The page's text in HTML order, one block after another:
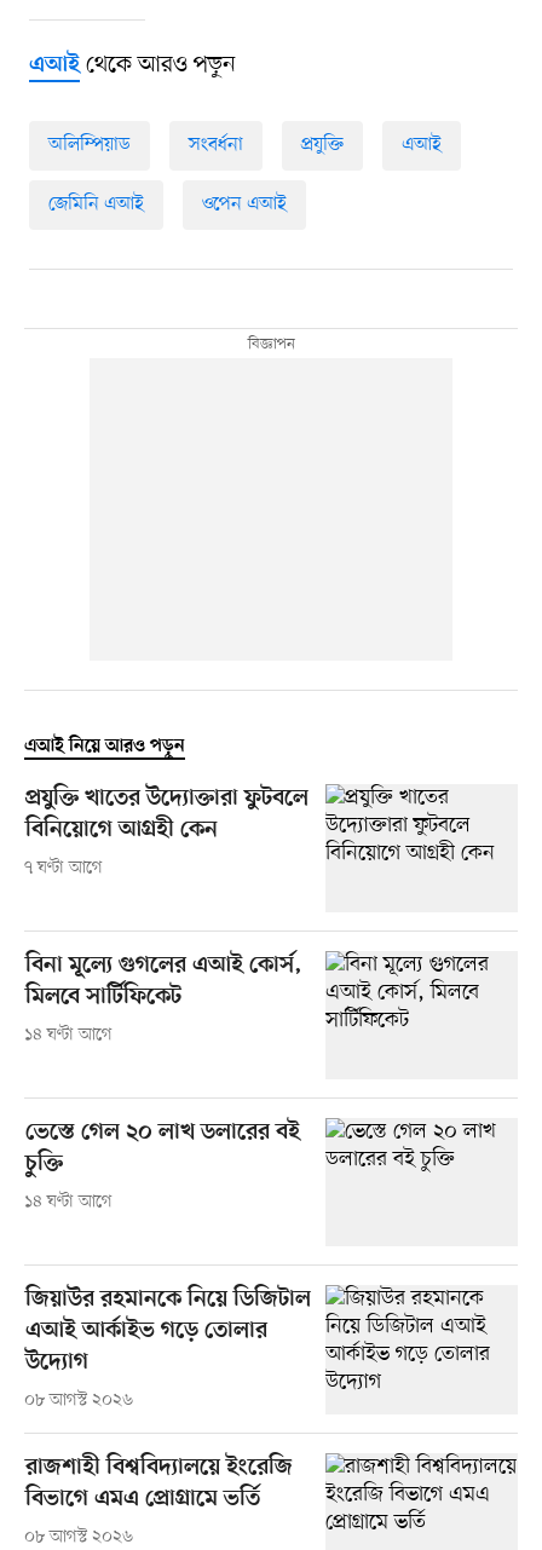
এআইথেকে আরও পড়ুন
অলিম্পিয়াড সংবর্ধনা প্রযুক্তি এআই
জেমিনি এআই ওপেন এআই
এআই নিয়ে আরও পড়ুন
প্রযুক্তি খাতের উদ্যোক্তারা ফুটবলে
বিনিয়োগে আগ্রহী কেন
৭ ঘণ্টা আগে
বিনা মূল্যে গুগলের এআই কোর্স,
মিলবে সার্টিফিকেট
১৪ ঘণ্টা আগে
ভেস্তে গেল ২০ লাখ ডলারের বই
চুক্তি
১৪ ঘণ্টা আগে
জিয়াউর রহমানকে নিয়ে ডিজিটাল
এআই আর্কাইভ গড়ে তোলার
উদ্যোগ
০৮ আগস্ট ২০২৬
রাজশাহী বিশ্ববিদ্যালয়ে ইংরেজি
বিভাগে এমএ প্রোগ্রামে ভর্তি
০৮ আগস্ট ২০২৬